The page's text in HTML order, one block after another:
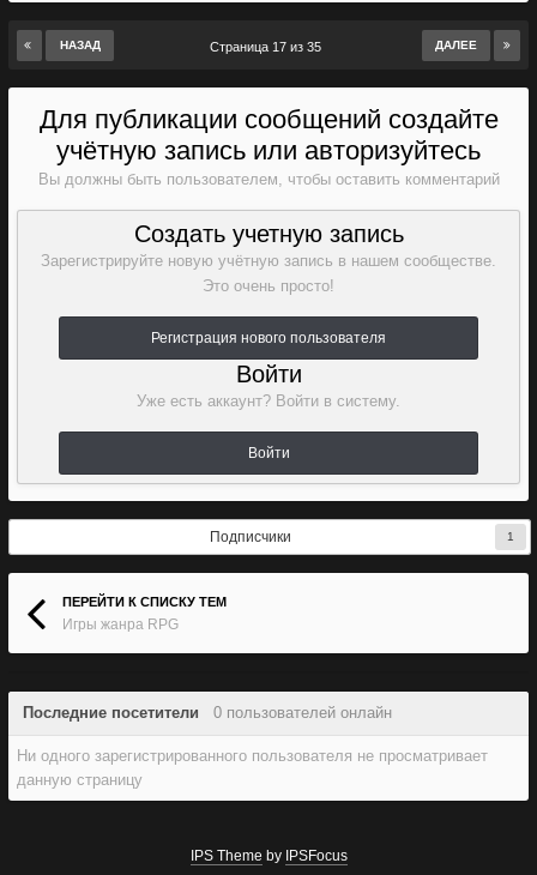
НАЗАД ДАЛЕЕ
Страница 17 из 35
Для публикации сообщений создайте
учётную запись или авторизуйтесь
Вы должны быть пользователем, чтобы оставить комментарий
Создать учетную запись
Зарегистрируйте новую учётную запись в нашем сообществе.
Это очень просто!
Регистрация нового пользователя
Войти
Уже есть аккаунт? Войти в систему.
Войти
Подписчики 1
ПЕРЕЙТИ К СПИСКУ ТЕМ
Игры жанра RPG
Последние посетители 0 пользователей онлайн
Ни одного зарегистрированного пользователя не просматривает
данную страницу
IPS Theme by IPSFocus